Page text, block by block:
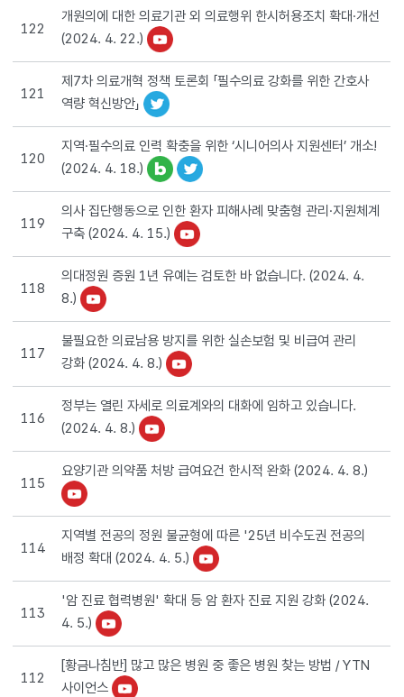
122
개원의에 대한 의료기관 외 의료행위 한시허용조치 확대·개선
(2024. 4. 22.)
121
제7차 의료개혁 정책 토론회 「필수의료 강화를 위한 간호사
역량 혁신방안」
120
지역·필수의료 인력 확충을 위한 ‘시니어의사 지원센터’ 개소!
(2024. 4. 18.)
119
의사 집단행동으로 인한 환자 피해사례 맞춤형 관리·지원체계
구축 (2024. 4. 15.)
118
의대정원 증원 1년 유예는 검토한 바 없습니다. (2024. 4.
8.)
117
불필요한 의료남용 방지를 위한 실손보험 및 비급여 관리
강화 (2024. 4. 8.)
116
정부는 열린 자세로 의료계와의 대화에 임하고 있습니다.
(2024. 4. 8.)
115
요양기관 의약품 처방 급여요건 한시적 완화 (2024. 4. 8.)
114
지역별 전공의 정원 불균형에 따른 '25년 비수도권 전공의
배정 확대 (2024. 4. 5.)
113
'암 진료 협력병원' 확대 등 암 환자 진료 지원 강화 (2024.
4. 5.)
112
[황금나침반] 많고 많은 병원 중 좋은 병원 찾는 방법 / YTN
사이언스